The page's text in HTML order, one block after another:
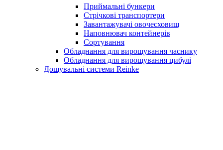
Приймальні бункери
Стрічкові транспортери
Завантажувачі овочесховищ
Наповнювач контейнерів
Сортування
Обладнання для вирощування часнику
Обладнання для вирощування цибулі
Дощувальні системи Reinke